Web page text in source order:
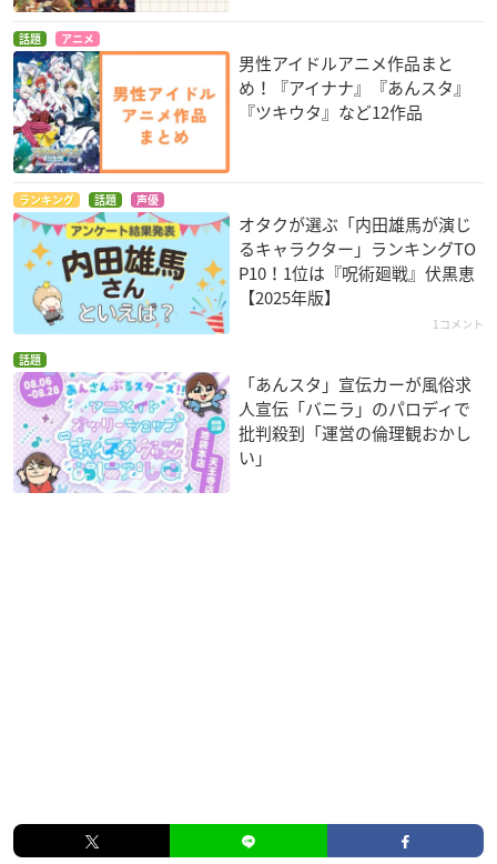
話題 アニメ
男性アイドルアニメ作品まと
め！『アイナナ』『あんスタ』
『ツキウタ』など12作品
ランキング 話題 声優
オタクが選ぶ「内田雄馬が演じ
るキャラクター」ランキングTO
P10！1位は『呪術廻戦』伏黒恵
【2025年版】
1コメント
話題
「あんスタ」宣伝カーが風俗求
人宣伝「バニラ」のパロディで
批判殺到「運営の倫理観おかし
い」